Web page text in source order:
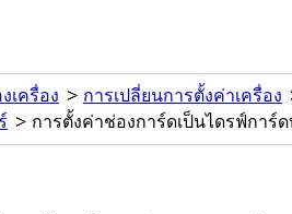
เครื่อง การเปลี่ยนการตั้งค่าเครื่อง
การตั้งค่าช่องการ์ดเป็นไดรฟ์การ์